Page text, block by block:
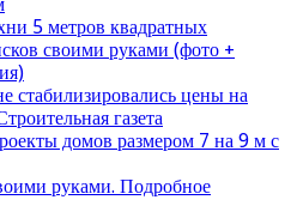
5 метров квадратных
своими руками (фото +
стабилизировались цены на
газета
домов размером 7 на 9 м с
руками. Подробное